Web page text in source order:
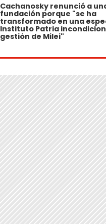
Cachanosky renunció a
fundación porque "se ha
transformado en una
Instituto Patria
gestión de Milei"